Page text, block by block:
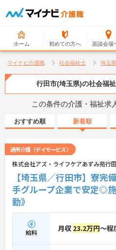
ホーム 初めての方へ 面談会場
マイナビ介護職 社会福祉士 埼玉県
行田市(埼玉県)の社会福
この条件の介護・福祉求
おすすめ順 新着順
通所介護（デイサービス）
株式会社アズ・ライフケアあずみ苑行田
【埼玉県／行田市】寮
手グループ企業で安定◎
勤》
給料 月収 23.2万円～程